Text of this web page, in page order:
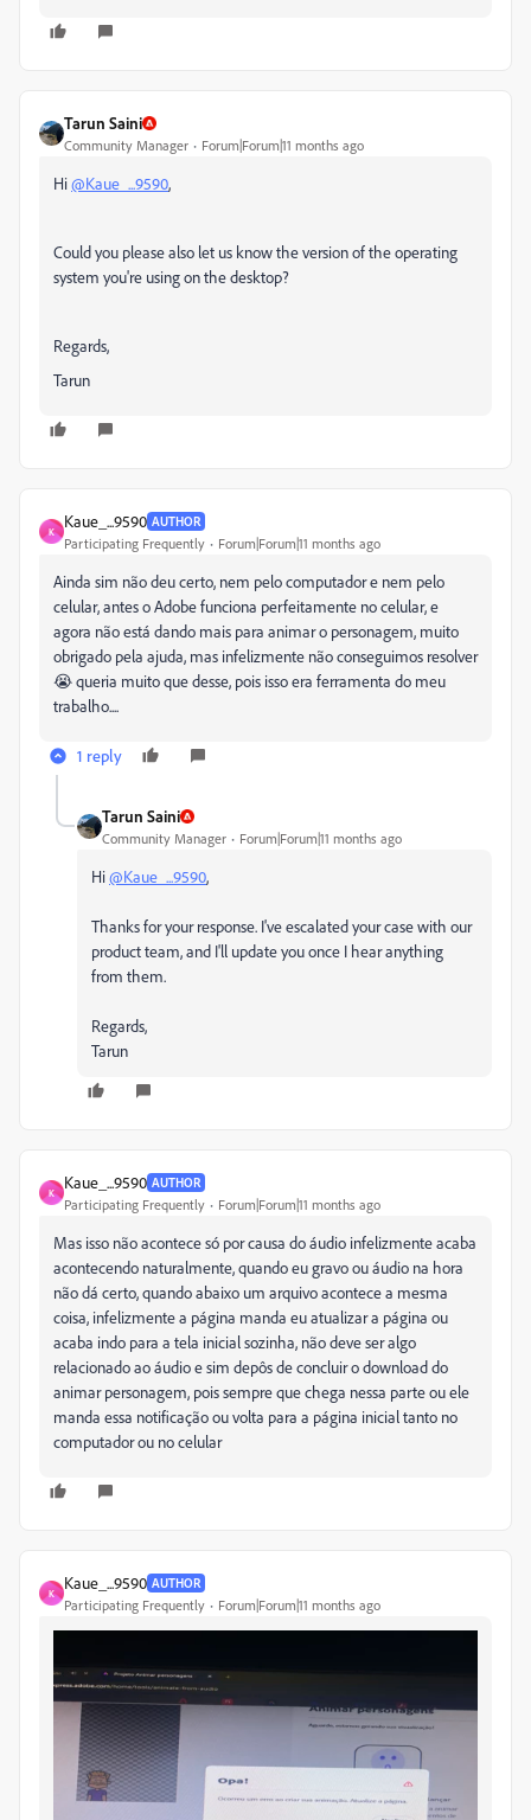
Tarun Saini
Community Manager Forum|Forum|11 months ago
Hi@Kaue_...9590,
Could you please also let us know the version of the operating
system you're using on the desktop?
Regards,
Tarun
K
Kaue_...9590 AUTHOR
Participating Frequently Forum|Forum|11 months ago
Ainda sim não deu certo, nem pelo computador e nem pelo
celular, antes o Adobe funciona perfeitamente no celular, e
agora não está dando mais para animar o personagem, muito
obrigado pela ajuda, mas infelizmente não conseguimos resolver
😭 queria muito que desse, pois isso era ferramenta do meu
trabalho....
1 reply
Tarun Saini
Community Manager Forum|Forum|11 months ago
Hi@Kaue_...9590,
Thanks for your response. I've escalated your case with our
product team, and I'll update you once I hear anything
from them.
Regards,
Tarun
K
Kaue_...9590 AUTHOR
Participating Frequently Forum|Forum|11 months ago
Mas isso não acontece só por causa do áudio infelizmente acaba
acontecendo naturalmente, quando eu gravo ou áudio na hora
não dá certo, quando abaixo um arquivo acontece a mesma
coisa, infelizmente a página manda eu atualizar a página ou
acaba indo para a tela inicial sozinha, não deve ser algo
relacionado ao áudio e sim depôs de concluir o download do
animar personagem, pois sempre que chega nessa parte ou ele
manda essa notificação ou volta para a página inicial tanto no
computador ou no celular
K
Kaue_...9590 AUTHOR
Participating Frequently Forum|Forum|11 months ago